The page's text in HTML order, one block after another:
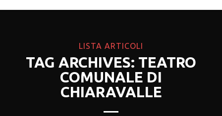
LISTA ARTICOLI
TAG ARCHIVES: TEATRO
COMUNALE DI
CHIARAVALLE